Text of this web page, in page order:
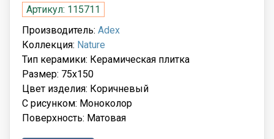
Артикул: 115711
Производитель: Adex
Коллекция: Nature
Тип керамики: Керамическая плитка
Размер: 75x150
Цвет изделия: Коричневый
С рисунком: Моноколор
Поверхность: Матовая